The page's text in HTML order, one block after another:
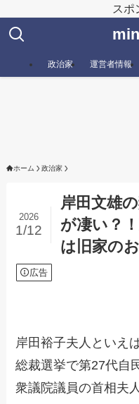
スポ
政治家 運営者情報
ホーム 政治家
岸田文雄
が凄い？
は旧家の
2026
1/12
広告
岸田裕子夫人といえ
総裁選挙で第27代自
衆議院議員の首相夫